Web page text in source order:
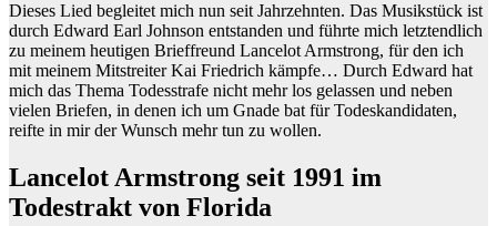
Dieses Lied begleitet mich nun seit Jahrzehnten. Das Musikstück ist
durch Edward Earl Johnson entstanden und führte mich letztendlich
zu meinem heutigen Brieffreund Lancelot Armstrong, für den ich
mit meinem Mitstreiter Kai Friedrich kämpfe… Durch Edward hat
mich das Thema Todesstrafe nicht mehr los gelassen und neben
vielen Briefen, in denen ich um Gnade bat für Todeskandidaten,
reifte in mir der Wunsch mehr tun zu wollen.
Lancelot Armstrong seit 1991 im
Todestrakt von Florida